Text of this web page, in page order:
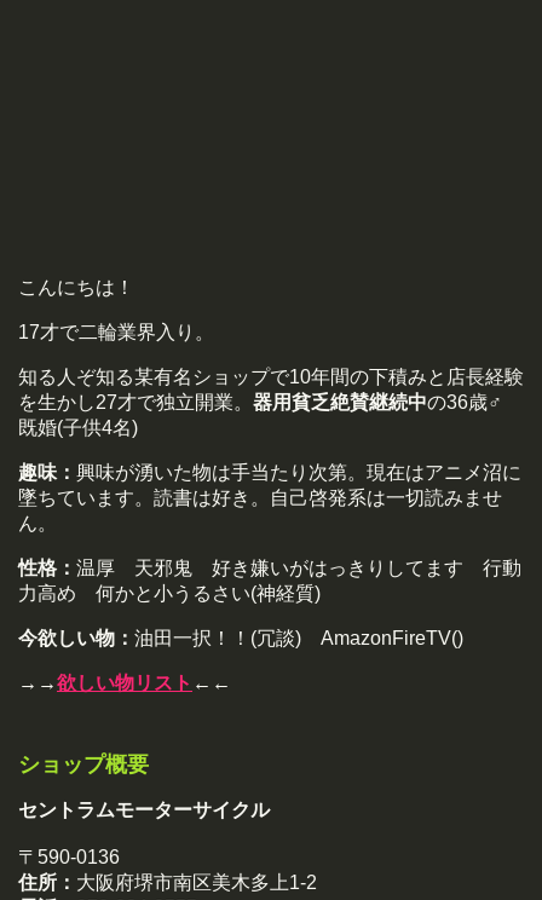
こんにちは！
17才で二輪業界入り。
知る人ぞ知る某有名ショップで10年間の下積みと店長経験
を生かし27才で独立開業。 器用貧乏絶賛継続中の36歳♂
既婚(子供4名)
趣味： 興味が湧いた物は手当たり次第。現在はアニメ沼に
墜ちています。読書は好き。自己啓発系は一切読みませ
ん。
性格： 温厚 天邪鬼 好き嫌いがはっきりしてます 行動
力高め 何かと小うるさい(神経質)
今欲しい物： 油田一択！！(冗談) AmazonFireTV()
→→欲しい物リスト ←←
ショップ概要
セントラムモーターサイクル
〒590-0136
住所： 大阪府堺市南区美木多上1-2